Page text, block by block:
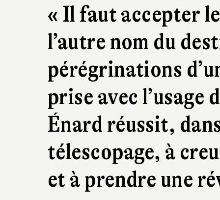
« Il faut accepter
l’autre nom du
pérégrinations
prise avec l’usage
Énard réussit,
télescopage, à
et à prendre une